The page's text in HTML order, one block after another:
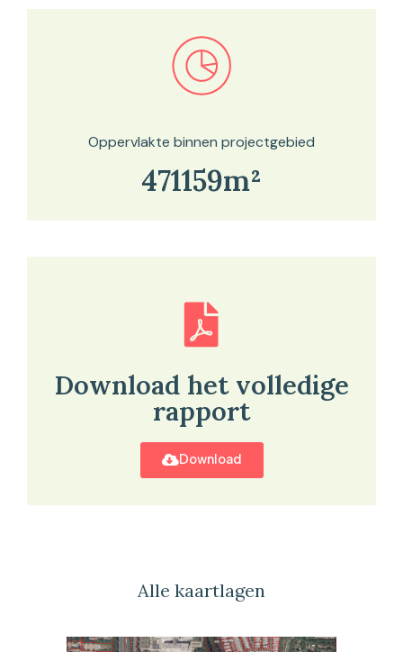
Bekijk in onze kaartviewer
Oppervlakte binnen projectgebied
471159m²
Download het volledige
rapport
Download
Alle kaartlagen